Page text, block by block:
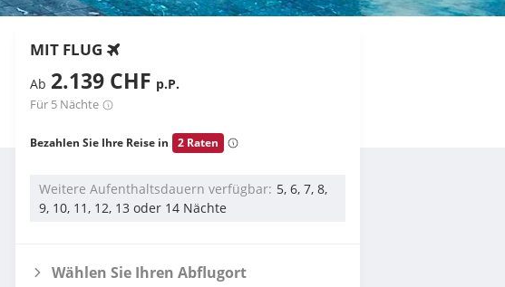
MIT FLUG
Ab 2.139 CHF p.P.
Für 5 Nächte
Bezahlen Sie Ihre Reise in 2 Raten
Weitere Aufenthaltsdauern verfügbar 5, 6, 7, 8,
9, 10, 11, 12, 13 oder 14 Nächte
Wählen Sie Ihren Abflugort